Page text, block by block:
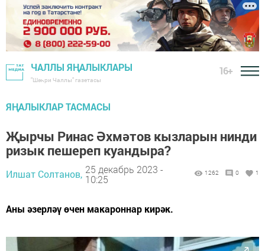
ЧАЛЛЫ ЯҢАЛЫКЛАРЫ
"Шәһри Чаллы" газетасы
16+
ЯҢАЛЫКЛАР ТАСМАСЫ
Җырчы Ринас Әхмәтов кызларын нинди
ризык пешереп куандыра?
Илшат Солтанов, 25 декабрь 2023 -
10:25
1262 0 1
Аны әзерләү өчен макароннар кирәк.